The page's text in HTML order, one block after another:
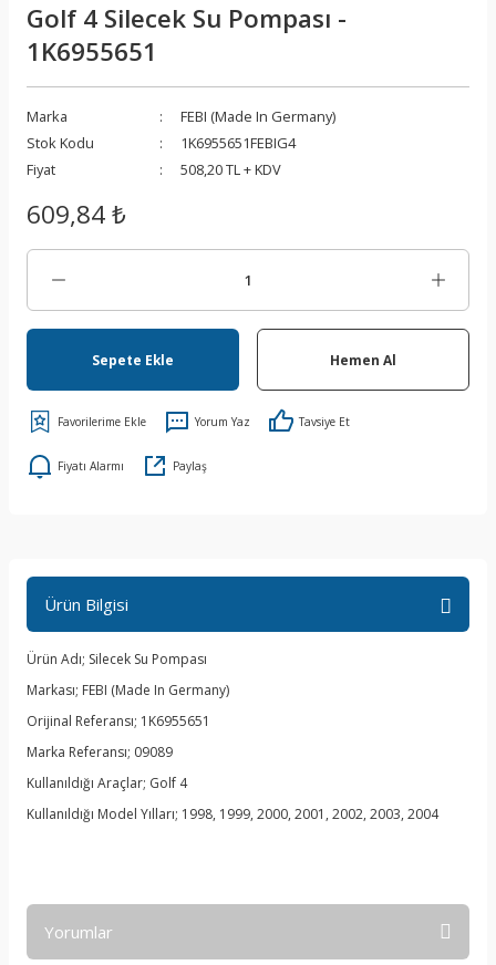
Golf 4 Silecek Su Pompası -
1K6955651
Marka
FEBI (Made In Germany)
Stok Kodu
1K6955651FEBIG4
Fiyat
508,20 TL + KDV
609,84 ₺
Sepete Ekle Hemen Al
Yorum Yaz Tavsiye Et
Fiyatı Alarmı Paylaş
Ürün Bilgisi
Ürün Adı; Silecek Su Pompası
Markası; FEBI (Made In Germany)
Orijinal Referansı; 1K6955651
Marka Referansı; 09089
Kullanıldığı Araçlar; Golf 4
Kullanıldığı Model Yılları; 1998, 1999, 2000, 2001, 2002, 2003, 2004
Yorumlar